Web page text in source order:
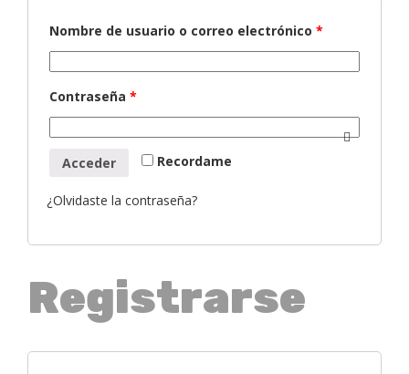
Nombre de usuario o correo electrónico *
Contraseña *
Recordame
Acceder
¿Olvidaste la contraseña?
Registrarse